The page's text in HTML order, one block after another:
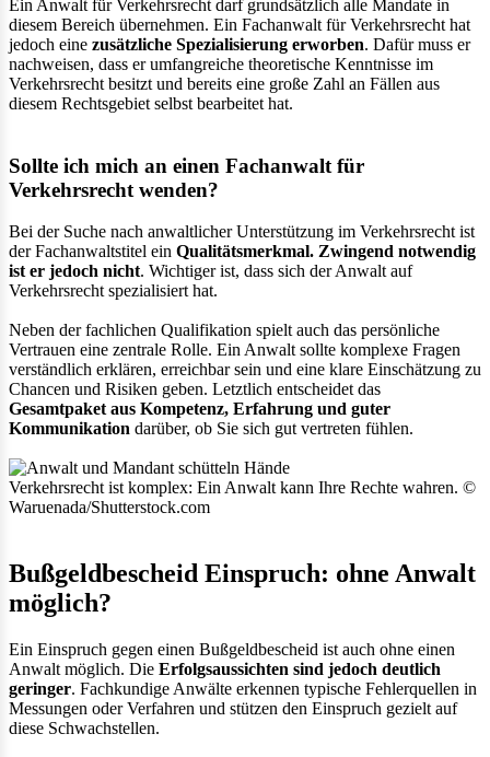
Ein Anwalt für Verkehrsrecht darf grundsätzlich alle Mandate in
diesem Bereich übernehmen. Ein Fachanwalt für Verkehrsrecht hat
jedoch eine zusätzliche Spezialisierung erworben. Dafür muss er
nachweisen, dass er umfangreiche theoretische Kenntnisse im
Verkehrsrecht besitzt und bereits eine große Zahl an Fällen aus
diesem Rechtsgebiet selbst bearbeitet hat.
Sollte ich mich an einen Fachanwalt für
Verkehrsrecht wenden?
Bei der Suche nach anwaltlicher Unterstützung im Verkehrsrecht ist
der Fachanwaltstitel ein Qualitätsmerkmal. Zwingend notwendig
ist er jedoch nicht. Wichtiger ist, dass sich der Anwalt auf
Verkehrsrecht spezialisiert hat.
Neben der fachlichen Qualifikation spielt auch das persönliche
Vertrauen eine zentrale Rolle. Ein Anwalt sollte komplexe Fragen
verständlich erklären, erreichbar sein und eine klare Einschätzung zu
Chancen und Risiken geben. Letztlich entscheidet das
Gesamtpaket aus Kompetenz, Erfahrung und guter
Kommunikation darüber, ob Sie sich gut vertreten fühlen.
Verkehrsrecht ist komplex: Ein Anwalt kann Ihre Rechte wahren. ©
Waruenada/Shutterstock.com
Bußgeldbescheid Einspruch: ohne Anwalt
möglich?
Ein Einspruch gegen einen Bußgeldbescheid ist auch ohne einen
Anwalt möglich. Die Erfolgsaussichten sind jedoch deutlich
geringer. Fachkundige Anwälte erkennen typische Fehlerquellen in
Messungen oder Verfahren und stützen den Einspruch gezielt auf
diese Schwachstellen.